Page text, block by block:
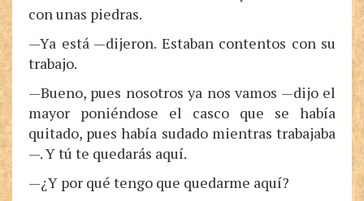
con unas piedras.
—Ya está —dijeron. Estaban contentos con su
trabajo.
—Bueno, pues nosotros ya nos vamos —dijo el
mayor poniéndose el casco que se había
quitado, pues había sudado mientras trabajaba
—. Y tú te quedarás aquí.
—¿Y por qué tengo que quedarme aquí?